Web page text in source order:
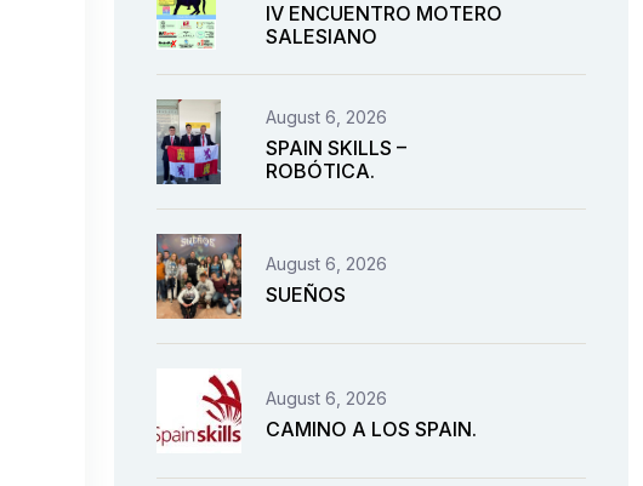
IV ENCUENTRO MOTERO
SALESIANO
August 6, 2026
SPAIN SKILLS –
ROBÓTICA.
August 6, 2026
SUEÑOS
August 6, 2026
CAMINO A LOS SPAIN.